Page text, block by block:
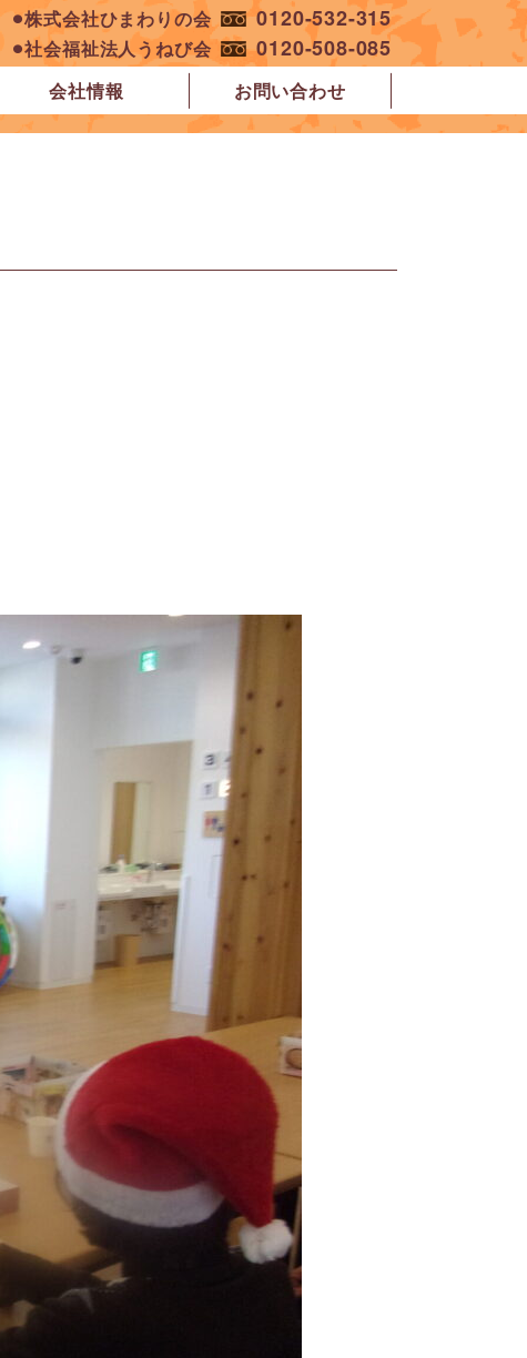
⚫︎株式会社ひまわりの会 0120-532-315
⚫︎社会福祉法人うねび会 0120-508-085
会社情報 お問い合わせ